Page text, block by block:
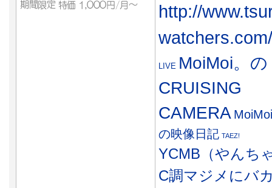
http://
watchers.com/
LIVE MoiMoi。の
CRUISING
CAMERA
の映像日記 TAEZ!
YCMB（やんち
C調マジメにバ